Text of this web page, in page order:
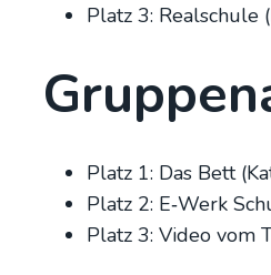
Platz 3: Real­schu­le
Platz 1: Das Bett
Platz 2: E‑Werk
Platz 3: Video vom